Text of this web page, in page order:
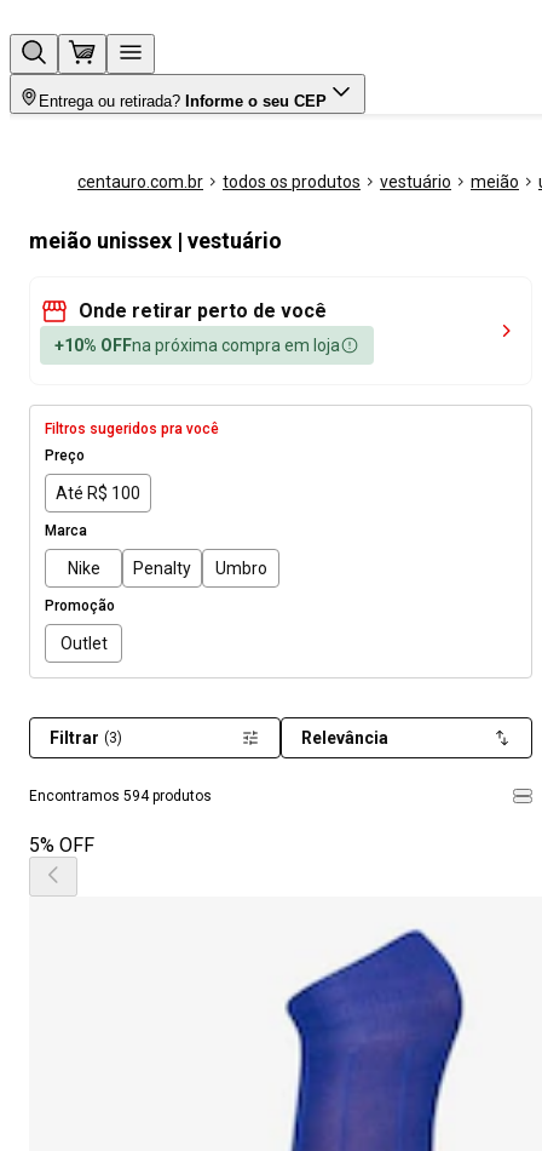
Entrega ou retirada? Informe o seu CEP
centauro.com.br todos os produtos vestuário meião
meião unissex | vestuário
Onde retirar perto de você
+10% OFFna próxima compra em loja
Filtros sugeridos pra você
Preço
Até R$ 100
Marca
Nike Penalty Umbro
Promoção
Outlet
Encontramos 594 produtos
Filtrar (3) Relevância
5% OFF